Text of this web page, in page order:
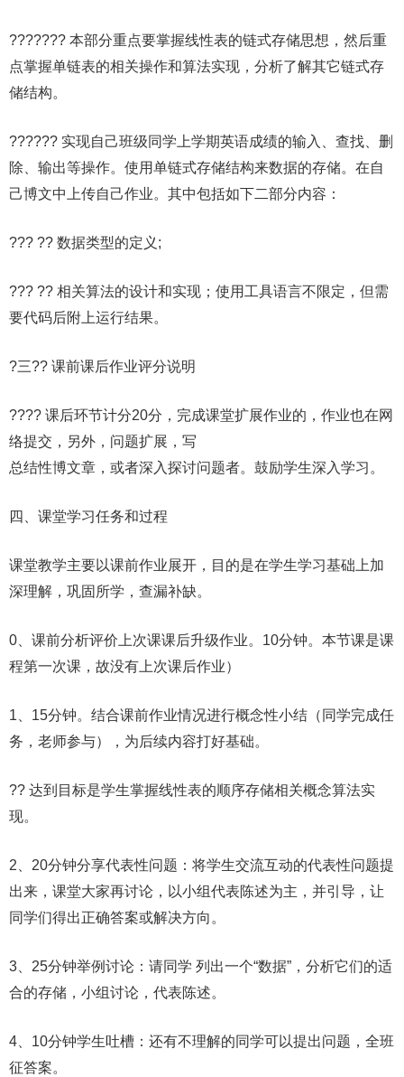
??????? 本部分重点要掌握线性表的链式存储思想，然后重
点掌握单链表的相关操作和算法实现，分析了解其它链式存
储结构。
?????? 实现自己班级同学上学期英语成绩的输入、查找、删
除、输出等操作。使用单链式存储结构来数据的存储。在自
己博文中上传自己作业。其中包括如下二部分内容：
??? ?? 数据类型的定义;
??? ?? 相关算法的设计和实现；使用工具语言不限定，但需
要代码后附上运行结果。
?三?? 课前课后作业评分说明
???? 课后环节计分20分，完成课堂扩展作业的，作业也在网
络提交，另外，问题扩展，写
总结性博文章，或者深入探讨问题者。鼓励学生深入学习。
四、课堂学习任务和过程
课堂教学主要以课前作业展开，目的是在学生学习基础上加
深理解，巩固所学，查漏补缺。
0、课前分析评价上次课课后升级作业。10分钟。本节课是课
程第一次课，故没有上次课后作业）
1、15分钟。结合课前作业情况进行概念性小结（同学完成任
务，老师参与），为后续内容打好基础。
?? 达到目标是学生掌握线性表的顺序存储相关概念算法实
现。
2、20分钟分享代表性问题：将学生交流互动的代表性问题提
出来，课堂大家再讨论，以小组代表陈述为主，并引导，让
同学们得出正确答案或解决方向。
3、25分钟举例讨论：请同学 列出一个“数据”，分析它们的适
合的存储，小组讨论，代表陈述。
4、10分钟学生吐槽：还有不理解的同学可以提出问题，全班
征答案。